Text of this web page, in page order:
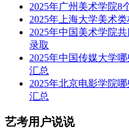
2025年广州美术学院8
2025年上海大学美术
2025年中国美术学院
录取
2025年中国传媒大学
汇总
2025年北京电影学院
汇总
艺考用户说说